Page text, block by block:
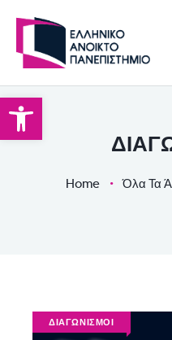
Open toolbar
Home Όλα Τα
ΔΙΑΓΩΝΙΣΜΟΙ